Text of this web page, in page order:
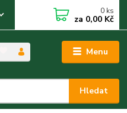
Menu
Hledat
0 ks
za 0,00 Kč